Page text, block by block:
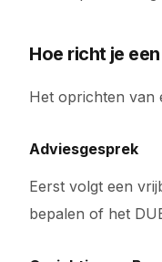
Hoe richt je
Het oprichten van
Adviesgesprek
Eerst volgt een
bepalen of het